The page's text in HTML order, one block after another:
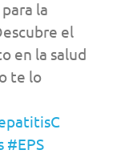
la
el
en la salud
te lo
#EPS